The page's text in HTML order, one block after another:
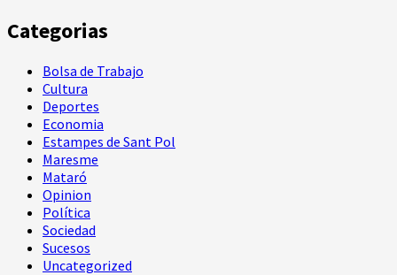
Categorias
Bolsa de Trabajo
Cultura
Deportes
Economia
Estampes de Sant Pol
Maresme
Mataró
Opinion
Política
Sociedad
Sucesos
Uncategorized